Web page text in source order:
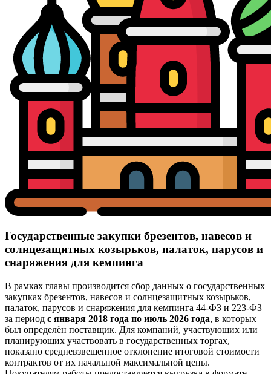
Государственные закупки брезентов, навесов и
солнцезащитных козырьков, палаток, парусов и
снаряжения для кемпинга
В рамках главы производится сбор данных о государственных
закупках брезентов, навесов и солнцезащитных козырьков,
палаток, парусов и снаряжения для кемпинга 44-ФЗ и 223-ФЗ
за период с января 2018 года по июль 2026 года, в которых
был определён поставщик. Для компаний, участвующих или
планирующих участвовать в государственных торгах,
показано средневзвешенное отклонение итоговой стоимости
контрактов от их начальной максимальной цены.